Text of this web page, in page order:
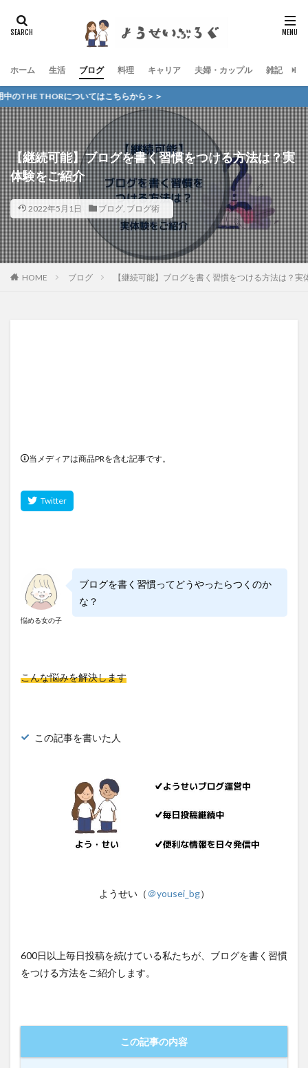
ホーム 生活 ブログ 料理 キャリア 夫婦・カップル 雑記
についてはこちらから＞＞
【継続可能】ブログを書く習慣をつける方法は？実
体験をご紹介
2022年5月1日 ブログ, ブログ術
HOME ブログ 【継続可能】ブログを書く習慣をつける方法は？実
当メディアは商品PRを含む記事です。
悩める女の子
ブログを書く習慣ってどうやったらつくのか
な？
こんな悩みを解決します
この記事を書いた人
ようせい（ ＠yousei_bg）
600日以上毎日投稿を続けている私たちが、ブログを書く習慣
をつける方法をご紹介します。
この記事の内容